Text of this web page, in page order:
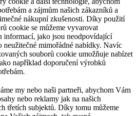
a zájmům našich zákazníků a
nákupní zkušenosti. Díky použití
cookie se můžeme vyvarovat
informací, jako jsou neodpovídající
neužitečné mimořádné nabídky. Navíc
souborů cookie umožňuje nabízet
například doporučení výrobků
my nebo naši partneři, abychom Vám
nebo reklamy jak na našich
třetích subjektů. Díky tomu můžeme